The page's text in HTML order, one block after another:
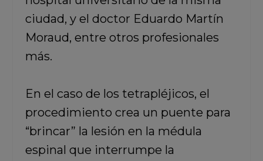
ciudad, y el doctor Eduardo Martín
Moraud, entre otros profesionales
más.
En el caso de los tetrapléjicos, el
procedimiento crea un puente para
“brincar” la lesión en la médula
espinal que interrumpe la